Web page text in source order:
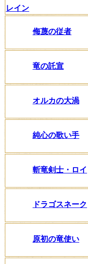
レイン
侮蔑の従者
竜の託宣
オルカの大渦
純心の歌い手
斬竜剣士・ロイ
ドラゴスネーク
原初の竜使い